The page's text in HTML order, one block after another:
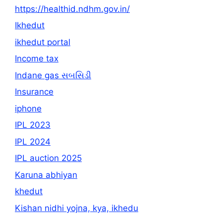
https://healthid.ndhm.gov.in/
Ikhedut
ikhedut portal
Income tax
Indane gas સબસિડી
Insurance
iphone
IPL 2023
IPL 2024
IPL auction 2025
Karuna abhiyan
khedut
Kishan nidhi yojna, kya, ikhedu